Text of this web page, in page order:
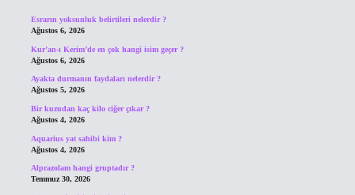
Esrarın yoksunluk belirtileri nelerdir ?
Ağustos 6, 2026
Kur’an-ı Kerim’de en çok hangi isim geçer ?
Ağustos 6, 2026
Ayakta durmanın faydaları nelerdir ?
Ağustos 5, 2026
Bir kuzudan kaç kilo ciğer çıkar ?
Ağustos 4, 2026
Aquarius yat sahibi kim ?
Ağustos 4, 2026
Alprazolam hangi gruptadır ?
Temmuz 30, 2026